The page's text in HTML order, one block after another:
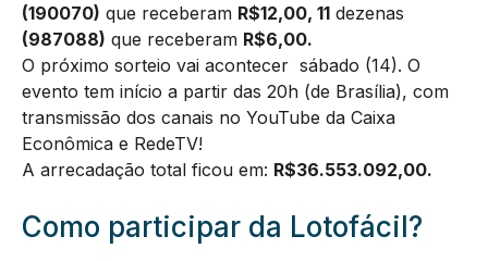
(190070) que receberam R$12,00, 11 dezenas
(987088) que receberam R$6,00.
O próximo sorteio vai acontecer sábado (14). O
evento tem início a partir das 20h (de Brasília), com
transmissão dos canais no YouTube da Caixa
Econômica e RedeTV!
A arrecadação total ficou em: R$36.553.092,00.
Como participar da Lotofácil?